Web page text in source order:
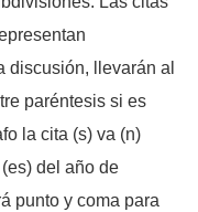
discusión, llevarán al
paréntesis si es
la cita (s) va (n)
del año de
punto y coma para